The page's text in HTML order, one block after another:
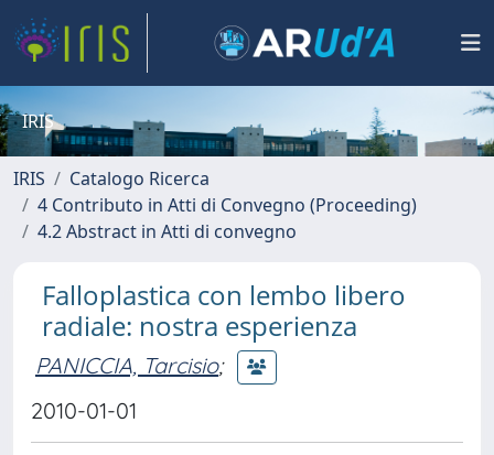
IRIS
IRIS
Catalogo Ricerca
4 Contributo in Atti di Convegno (Proceeding)
4.2 Abstract in Atti di convegno
Falloplastica con lembo libero
radiale: nostra esperienza
PANICCIA, Tarcisio;
2010-01-01